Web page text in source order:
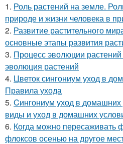
1. Роль растений на земле.
природе и жизни человека в
2. Развитие растительного
основные этапы развития
3. Процесс эволюции
эволюция растений
4. Цветок сингониум уход в
Правила ухода
5. Cингониум уход в
виды и уход в домашних
6. Когда можно пересаживать
флоксов осенью на другое